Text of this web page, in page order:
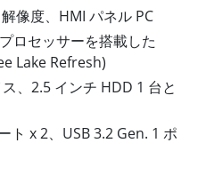
像度、HMI パネル PC
ロセッサーを搭載した
Lake Refresh)
、2.5 インチ HDD 1 台と
ト x 2、USB 3.2 Gen. 1 ポ